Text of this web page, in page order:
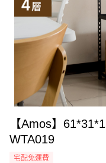
【Amos】
WTA019
宅配免運費